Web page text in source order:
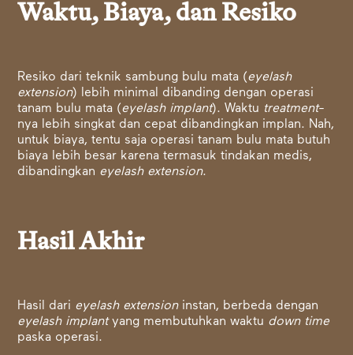
Waktu, Biaya, dan Resiko
Resiko dari teknik sambung bulu mata (eyelash
extension) lebih minimal dibanding dengan operasi
tanam bulu mata (eyelash implant). Waktu treatment-
nya lebih singkat dan cepat dibandingkan implan. Nah,
untuk biaya, tentu saja operasi tanam bulu mata butuh
biaya lebih besar karena termasuk tindakan medis,
dibandingkan eyelash extension.
Hasil Akhir
Hasil dari eyelash extensioninstan, berbeda dengan
eyelash implantyang membutuhkan waktu down time
paska operasi.